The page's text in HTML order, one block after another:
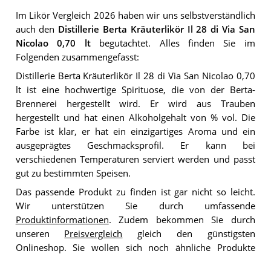
Im Likör Vergleich 2026 haben wir uns selbstverständlich
auch den Distillerie Berta Kräuterlikör Il 28 di Via San
Nicolao 0,70 ltbegutachtet. Alles finden Sie im
Folgenden zusammengefasst:
Distillerie Berta Kräuterlikör Il 28 di Via San Nicolao 0,70
lt ist eine hochwertige Spirituose, die von der Berta-
Brennerei hergestellt wird. Er wird aus Trauben
hergestellt und hat einen Alkoholgehalt von % vol. Die
Farbe ist klar, er hat ein einzigartiges Aroma und ein
ausgeprägtes Geschmacksprofil. Er kann bei
verschiedenen Temperaturen serviert werden und passt
gut zu bestimmten Speisen.
Das passende Produkt zu finden ist gar nicht so leicht.
Wir unterstützen Sie durch umfassende
Produktinformationen. Zudem bekommen Sie durch
unseren Preisvergleich gleich den günstigsten
Onlineshop. Sie wollen sich noch ähnliche Produkte